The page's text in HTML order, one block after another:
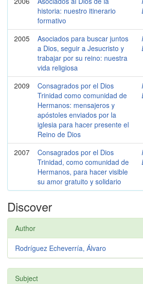
historia: nuestro itinerario
formativo
2005
Asociados para buscar juntos
a Dios, seguir a Jesucristo y
trabajar por su reino: nuestra
vida religiosa
2009
Consagrados por el Dios
Trinidad como comunidad de
Hermanos: mensajeros y
apóstoles enviados por la
iglesia para hacer presente el
Reino de Dios
2007
Consagrados por el Dios
Trinidad, como comunidad de
Hermanos, para hacer visible
su amor gratuito y solidario
Discover
Author
Rodríguez Echeverría, Álvaro
Subject